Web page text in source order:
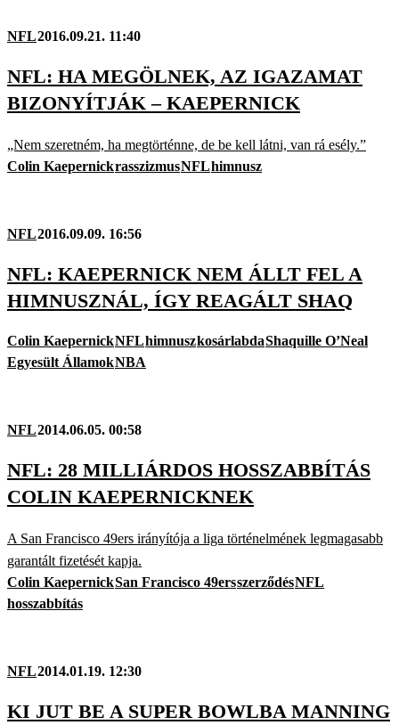
NFL2016.09.21. 11:40
NFL: HA MEGÖLNEK, AZ IGAZAMAT
BIZONYÍTJÁK – KAEPERNICK
„Nem szeretném, ha megtörténne, de be kell látni, van rá esély.”
Colin KaepernickrasszizmusNFLhimnusz
NFL2016.09.09. 16:56
NFL: KAEPERNICK NEM ÁLLT FEL A
HIMNUSZNÁL, ÍGY REAGÁLT SHAQ
Colin KaepernickNFLhimnuszkosárlabdaShaquille O’Neal
Egyesült ÁllamokNBA
NFL2014.06.05. 00:58
NFL: 28 MILLIÁRDOS HOSSZABBÍTÁS
COLIN KAEPERNICKNEK
A San Francisco 49ers irányítója a liga történelmének legmagasabb
garantált fizetését kapja.
Colin KaepernickSan Francisco 49ersszerződésNFL
hosszabbítás
NFL2014.01.19. 12:30
KI JUT BE A SUPER BOWLBA MANNING